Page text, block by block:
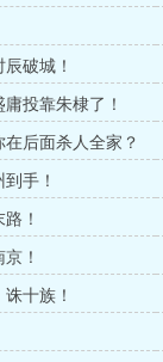
破城！
投靠朱棣了！
后面杀人全家？
手！
！
！
十族！